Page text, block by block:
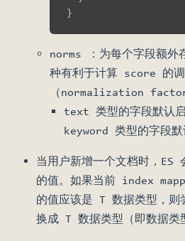
}
norms ：为每个字段额外
种有利于计算 score 的
（normalization
text 类型的字段默认
keyword 类型的字段默
当用户新增一个文档时，ES
的值。如果当前 index
的值应该是 T 数据类型，则
换成 T 数据类型（即数据类